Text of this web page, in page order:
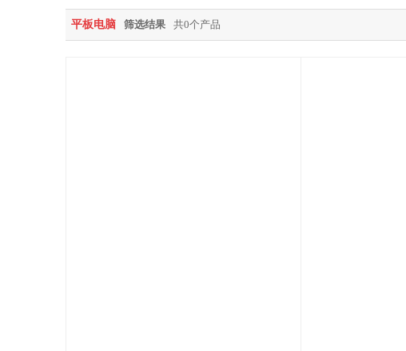
平板电脑 筛选结果 共0个产品